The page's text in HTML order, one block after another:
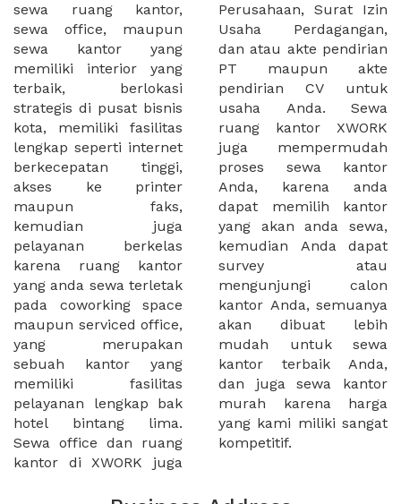
sewa ruang kantor,
sewa office, maupun
sewa kantor yang
memiliki interior yang
terbaik, berlokasi
strategis di pusat bisnis
kota, memiliki fasilitas
lengkap seperti internet
berkecepatan tinggi,
akses ke printer
maupun faks,
kemudian juga
pelayanan berkelas
karena ruang kantor
yang anda sewa terletak
pada coworking space
maupun serviced office,
yang merupakan
sebuah kantor yang
memiliki fasilitas
pelayanan lengkap bak
hotel bintang lima.
Sewa office dan ruang
kantor di XWORK juga
Perusahaan, Surat Izin
Usaha Perdagangan,
dan atau akte pendirian
PT maupun akte
pendirian CV untuk
usaha Anda. Sewa
ruang kantor XWORK
juga mempermudah
proses sewa kantor
Anda, karena anda
dapat memilih kantor
yang akan anda sewa,
kemudian Anda dapat
survey atau
mengunjungi calon
kantor Anda, semuanya
akan dibuat lebih
mudah untuk sewa
kantor terbaik Anda,
dan juga sewa kantor
murah karena harga
yang kami miliki sangat
kompetitif.